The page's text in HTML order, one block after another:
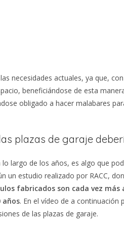
necesidades actuales, ya que,
beneficiándose de esta
obligado a hacer malabares
plazas de garaje
largo de los años, es algo que
un estudio realizado por RACC,
fabricados son cada vez más
años. En el vídeo de a
de las plazas de garaje.